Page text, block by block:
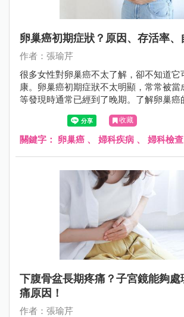
卵巢癌初期症狀？原因、存活率
作者：張瑜芹
很多女性對卵巢癌不太了解，卻不知道它
康。卵巢癌初期症狀不太明顯，常常被當
等發現時通常已經到了晚期。了解卵巢癌
險因素和檢查方式，對提高存活機會非常
收藏
關鍵字： 卵巢癌 、 婦科疾病 、 婦科檢查
下腹骨盆長期疼痛？子宮鏡能夠
痛原因！
作者：張瑜芹